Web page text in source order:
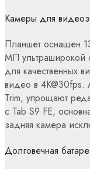
Камеры для
Планшет оснащен
МП ультраширокой
для качественных
видео в 4K@30fps.
Trim, упрощают
с Tab S9 FE,
задняя камера
Долговечная